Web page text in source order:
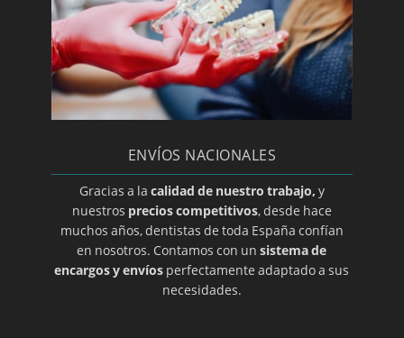
Periodontitis
Prótesis dental en A coruña
Prótesis dental en Albacete
Prótesis dental en Almería
Prótesis dental en Guadalajara
Prótesis dental en Salamanca
Prótesis dental en Zamora
Prótesis dental en Álava
Prótesis dental en Alicante
ENVÍOS NACIONALES
Gracias a la calidad de nuestro trabajo, y
nuestros precios competitivos, desde hace
muchos años, dentistas de toda España confían
en nosotros. Contamos con unsistema de
encargos y envíos perfectamente adaptado a sus
necesidades.